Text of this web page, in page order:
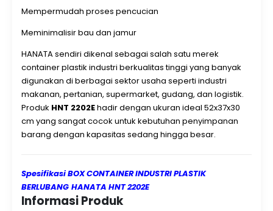
samping dan dasar container. Lubang-lubang tersebut
yang disimpan tetap dalam kondisi baik. Desain container
Mempermudah proses pencucian
Meminimalisir bau dan jamur
HANATA sendiri dikenal sebagai salah satu merek
container plastik industri berkualitas tinggi yang banyak
digunakan di berbagai sektor usaha seperti industri
makanan, pertanian, supermarket, gudang, dan logistik.
Produk HNT 2202Ehadir dengan ukuran ideal 52x37x30
cm yang sangat cocok untuk kebutuhan penyimpanan
barang dengan kapasitas sedang hingga besar.
Spesifikasi BOX CONTAINER INDUSTRI PLASTIK
BERLUBANG HANATA HNT 2202E
Informasi Produk